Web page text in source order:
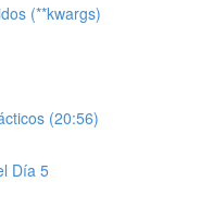
(**kwargs)
(20:56)
Día 5